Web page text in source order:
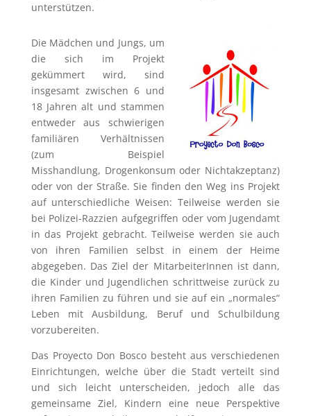
unterstützen.
Die Mädchen und Jungs, um
die sich im Projekt
gekümmert wird, sind
insgesamt zwischen 6 und
18 Jahren alt und stammen
entweder aus schwierigen
familiären Verhältnissen
(zum Beispiel
Misshandlung, Drogenkonsum oder Nichtakzeptanz)
oder von der Straße. Sie finden den Weg ins Projekt
auf unterschiedliche Weisen: Teilweise werden sie
bei Polizei-Razzien aufgegriffen oder vom Jugendamt
in das Projekt gebracht. Teilweise werden sie auch
von ihren Familien selbst in einem der Heime
abgegeben. Das Ziel der MitarbeiterInnen ist dann,
die Kinder und Jugendlichen schrittweise zurück zu
ihren Familien zu führen und sie auf ein „normales“
Leben mit Ausbildung, Beruf und Schulbildung
vorzubereiten.
Das Proyecto Don Bosco besteht aus verschiedenen
Einrichtungen, welche über die Stadt verteilt sind
und sich leicht unterscheiden, jedoch alle das
gemeinsame Ziel, Kindern eine neue Perspektive